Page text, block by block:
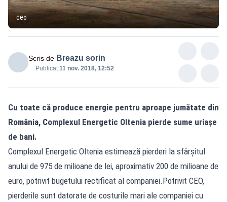
ceo
Scris de Breazu sorin
Publicat:11 nov. 2018, 12:52
Cu toate că produce energie pentru aproape jumătate din
România, Complexul Energetic Oltenia pierde sume uriașe
de bani.
Complexul Energetic Oltenia estimează pierderi la sfârșitul
anului de 975 de milioane de lei, aproximativ 200 de milioane de
euro, potrivit bugetului rectificat al companiei.Potrivit CEO,
pierderile sunt datorate de costurile mari ale companiei cu